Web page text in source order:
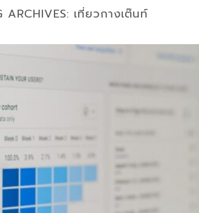
ARCHIVES: เที่ยวกางเต๊นท์